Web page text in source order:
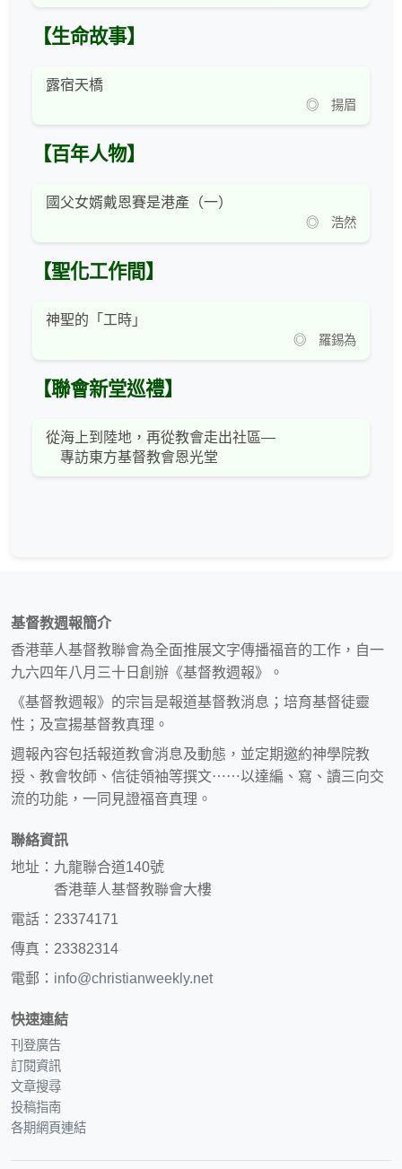
【生命故事】
露宿天橋
◎ 揚眉
【百年人物】
國父女婿戴恩賽是港產（一）
◎ 浩然
【聖化工作間】
神聖的「工時」
◎ 羅錫為
【聯會新堂巡禮】
從海上到陸地，再從教會走出社區—
專訪東方基督教會恩光堂
基督教週報簡介
香港華人基督教聯會為全面推展文字傳播福音的工作，自一
九六四年八月三十日創辦《基督教週報》。
《基督教週報》的宗旨是報道基督教消息；培育基督徒靈
性；及宣揚基督教真理。
週報內容包括報道教會消息及動態，並定期邀約神學院教
授、教會牧師、信徒領袖等撰文⋯⋯以達編、寫、讀三向交
流的功能，一同見證福音真理。
聯絡資訊
地址：九龍聯合道140號
香港華人基督教聯會大樓
電話：23374171
傳真：23382314
電郵： info@christianweekly.net
快速連結
刊登廣告
訂閱資訊
文章搜尋
投稿指南
各期網頁連結